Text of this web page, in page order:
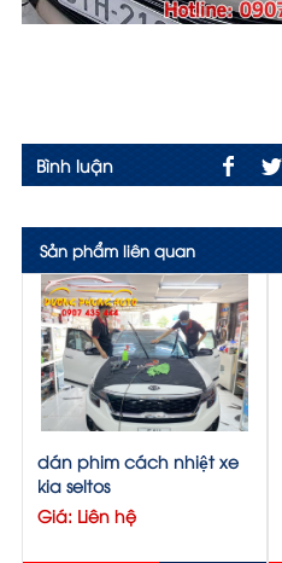
Bình luận
Sản phẩm liên quan
dán phim cách nhiệt xe
kia seltos
Giá: Liên hệ